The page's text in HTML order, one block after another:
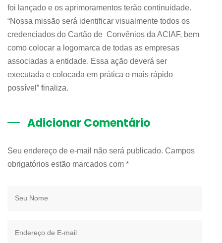
foi lançado e os aprimoramentos terão continuidade.
“Nossa missão será identificar visualmente todos os
credenciados do Cartão de Convênios da ACIAF, bem
como colocar a logomarca de todas as empresas
associadas a entidade. Essa ação deverá ser
executada e colocada em prática o mais rápido
possível” finaliza.
Adicionar Comentário
Seu endereço de e-mail não será publicado. Campos
obrigatórios estão marcados com *